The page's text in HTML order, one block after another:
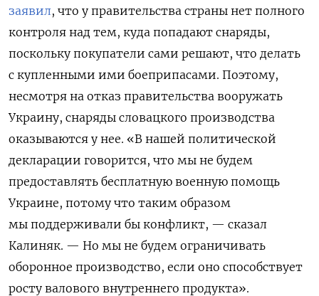
заявил, что у правительства страны нет полного
контроля над тем, куда попадают снаряды,
поскольку покупатели сами решают, что делать
с купленными ими боеприпасами. Поэтому,
несмотря на отказ правительства вооружать
Украину, снаряды словацкого производства
оказываются у нее. «В нашей политической
декларации говорится, что мы не будем
предоставлять бесплатную военную помощь
Украине, потому что таким образом
мы поддерживали бы конфликт, — сказал
Калиняк. — Но мы не будем ограничивать
оборонное производство, если оно способствует
росту валового внутреннего продукта».